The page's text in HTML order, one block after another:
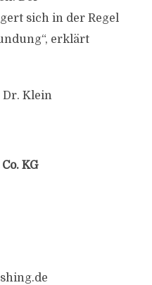
sich in der Regel
erklärt
Dr. Klein
KG